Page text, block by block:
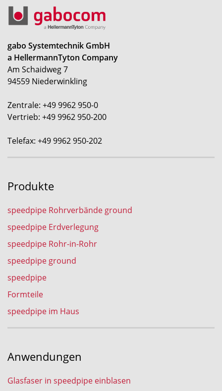
gabo Systemtechnik GmbH
a HellermannTyton Company
Am Schaidweg 7
94559 Niederwinkling
Zentrale: +49 9962 950-0
Vertrieb: +49 9962 950-200
Telefax: +49 9962 950-202
Produkte
speedpipe Rohrverbände ground
speedpipe Erdverlegung
speedpipe Rohr-in-Rohr
speedpipe ground
speedpipe
Formteile
speedpipe im Haus
Anwendungen
Glasfaser in speedpipe einblasen